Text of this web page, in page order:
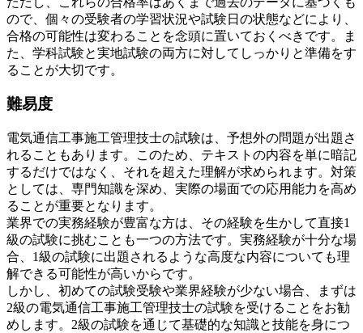
ので、個々の受験者の学習状況や試験日の状態などにより、
合格の可能性は変わることを念頭に置いておくべきです。ま
た、学科試験と実地試験の両方に対してしっかりと準備をす
ることが大切です。
難易度
電気通信工事施工管理技士の試験は、予想外の問題が出題さ
れることもあります。このため、テキストの内容を単に暗記
するだけではなく、それを超えた理解が求められます。対策
としては、専門知識を深め、実際の場面での応用能力を高め
ることが重要となります。
業界での実務経験が豊富な方は、その経験を生かして直接1
級の試験に挑むことも一つの方法です。実務経験が十分な場
合、1級の試験に出題されるような高度な内容についても理
解できる可能性が高いからです。
しかし、初めての試験受験や業界経験が少ない場合、まずは
2級の電気通信工事施工管理技士の試験を受けることをお勧
めします。2級の試験を通じて基礎的な知識と技能を身につ